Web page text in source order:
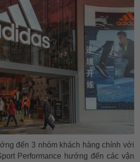
đến 3 nhóm khách hàng chính với
Performance hướng đến các vận